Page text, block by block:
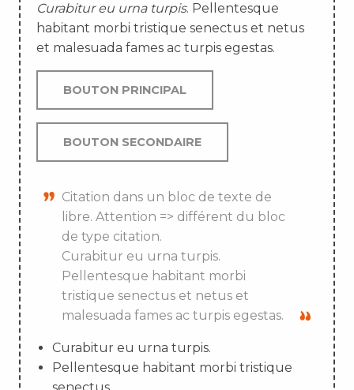
Curabitur eu urna turpis. Pellentesque
habitant morbi tristique senectus et netus
et malesuada fames ac turpis egestas.
BOUTON PRINCIPAL
BOUTON SECONDAIRE
Citation dans un bloc de texte de
libre. Attention => différent du bloc
de type citation.
Curabitur eu urna turpis.
Pellentesque habitant morbi
tristique senectus et netus et
malesuada fames ac turpis egestas.
Curabitur eu urna turpis.
Pellentesque habitant morbi tristique